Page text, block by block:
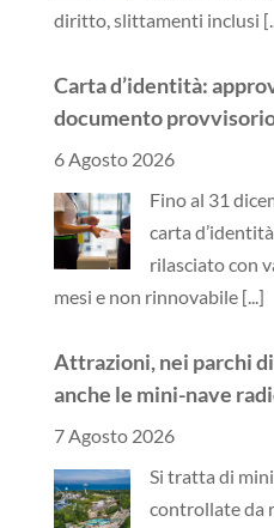
diritto, slittamenti inclusi
Carta d’identità:
documento
6 Agosto 2026
Fino al 31
carta
rilasciato con
mesi e non rinnovabile [...]
Attrazioni, nei parchi
anche le mini-nave
7 Agosto 2026
Si tratta di
controllate da